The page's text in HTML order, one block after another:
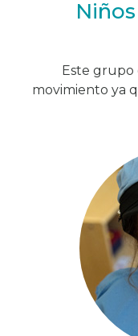
Este grupo
movimiento ya